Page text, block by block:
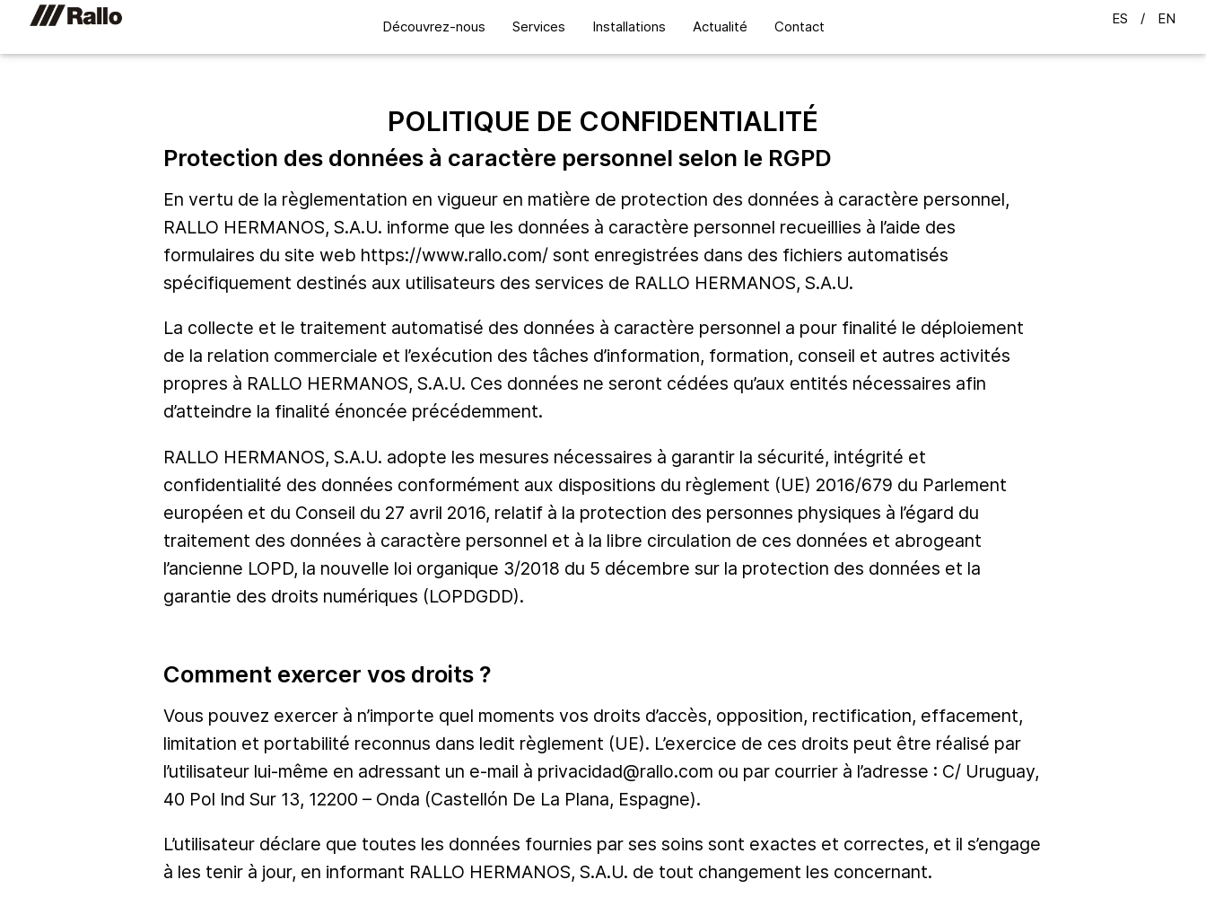
Découvrez-nous Services Installations Actualité Contact ES EN
POLITIQUE DE CONFIDENTIALITÉ
Protection des données à caractère personnel selon le RGPD
En vertu de la règlementation en vigueur en matière de protection des données à caractère personnel,
RALLO HERMANOS, S.A.U. informe que les données à caractère personnel recueillies à l’aide des
formulaires du site web https://www.rallo.com/ sont enregistrées dans des fichiers automatisés
spécifiquement destinés aux utilisateurs des services de RALLO HERMANOS, S.A.U.
La collecte et le traitement automatisé des données à caractère personnel a pour finalité le déploiement
de la relation commerciale et l’exécution des tâches d’information, formation, conseil et autres activités
propres à RALLO HERMANOS, S.A.U. Ces données ne seront cédées qu’aux entités nécessaires afin
d’atteindre la finalité énoncée précédemment.
RALLO HERMANOS, S.A.U. adopte les mesures nécessaires à garantir la sécurité, intégrité et
confidentialité des données conformément aux dispositions du règlement (UE) 2016/679 du Parlement
européen et du Conseil du 27 avril 2016, relatif à la protection des personnes physiques à l’égard du
traitement des données à caractère personnel et à la libre circulation de ces données et abrogeant
l’ancienne LOPD, la nouvelle loi organique 3/2018 du 5 décembre sur la protection des données et la
garantie des droits numériques (LOPDGDD).
Comment exercer vos droits ?
Vous pouvez exercer à n’importe quel moments vos droits d’accès, opposition, rectification, effacement,
limitation et portabilité reconnus dans ledit règlement (UE). L’exercice de ces droits peut être réalisé par
l’utilisateur lui-même en adressant un e-mail à privacidad@rallo.com ou par courrier à l’adresse : C/ Uruguay,
40 Pol Ind Sur 13, 12200 – Onda (Castellón De La Plana, Espagne).
L’utilisateur déclare que toutes les données fournies par ses soins sont exactes et correctes, et il s’engage
à les tenir à jour, en informant RALLO HERMANOS, S.A.U. de tout changement les concernant.